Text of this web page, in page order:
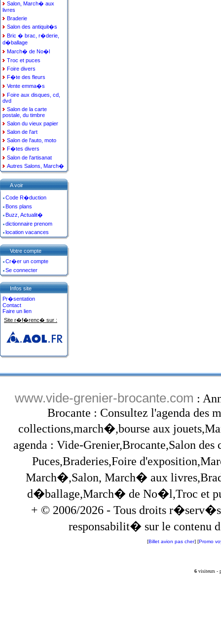
Salon, March� aux
livres
Braderie
Salon des antiquit�s
Bric � brac, r�derie,
d�ballage
March� de No�l
Troc et puces
Foire divers
F�te des fleurs
Vente emma�s
Foire aux disques, cd,
dvd
Salon de la carte
postale, du timbre
Salon du vieux papier
Salon de l'art
Salon de l'auto, moto
F�tes divers
Salon de l'artisanat
Autres Salons, March�
A voir
Code R�duction
Bons plans
Buzz, Actualit�
dictionnaire prenom
location vacances
Votre compte
Cr�er un compte
Se connecter
Infos site
Pr�sentation
Contact
Faire un lien
Site r�f�renc� sur :
www.vide-grenier-brocante.com :
Brocante : Consultez l'agenda des
collections,march�,bourse aux
agenda : Vide-Grenier,Brocante,Salon
Puces,Braderies,Foire
March�,Salon, March� aux
d�ballage,March� de No�l,Troc et
+ © 2006/2026 - Tous droits
responsabilit� sur le contenu
[Billet avion pas cher] [Promo
6visiteurs -